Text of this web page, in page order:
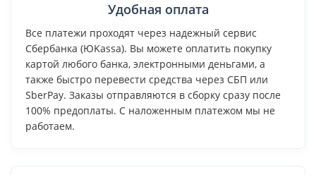
Удобная оплата
Все платежи проходят через надежный сервис
Сбербанка (ЮKassa). Вы можете оплатить покупку
картой любого банка, электронными деньгами, а
также быстро перевести средства через СБП или
SberPay. Заказы отправляются в сборку сразу после
100% предоплаты. С наложенным платежом мы не
работаем.